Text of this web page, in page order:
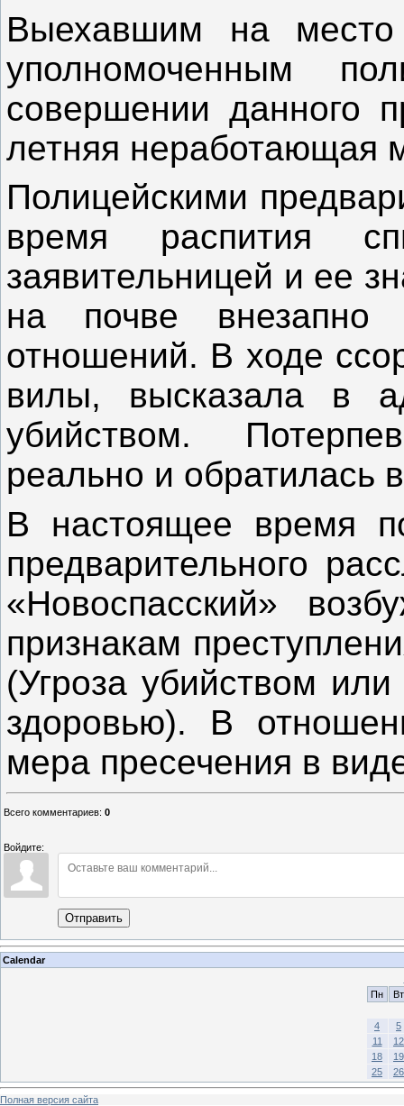
Выехавшим на место
уполномоченным
совершении данного
летняя неработающая
Полицейскими
время распития
заявительницей и ее
на почве внезапно
отношений. В ходе
вилы, высказала в
убийством.
реально и обратилась
В настоящее время
предварительного
«Новоспасский»
признакам
(Угроза убийством
здоровью). В
мера пресечения в
Всего комментариев: 0
Войдите:
Отправить
Calendar
Пн
Вт
4
5
11
12
18
19
25
26
Полная версия сайта